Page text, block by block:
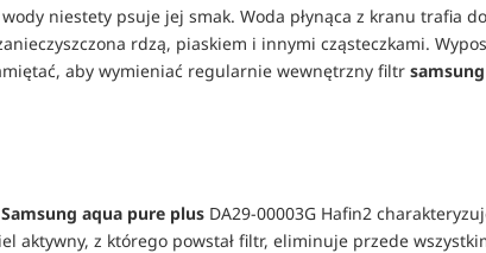
niestety psuje jej smak. Woda płynąca z kranu trafia
rdzą, piaskiem i innymi cząsteczkami.
aby wymieniać regularnie wewnętrzny filtr
aqua pure plus DA29-00003G Hafin2
aktywny, z którego powstał filtr, eliminuje przede